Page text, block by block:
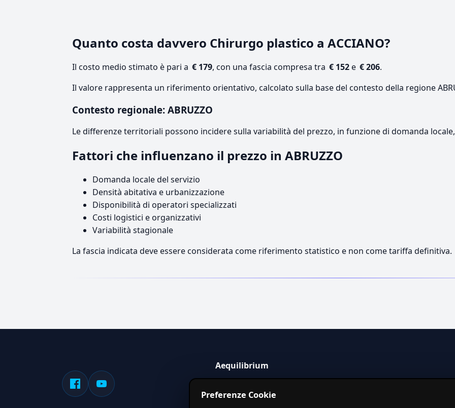
Quanto costa davvero Chirurgo plastico a ACCIANO?
Il costo medio stimato è pari a € 179, con una fascia compresa tra € 152e € 206.
Il valore rappresenta un riferimento orientativo, calcolato sulla base del contesto della regione
Contesto regionale: ABRUZZO
Le differenze territoriali possono incidere sulla variabilità del prezzo, in funzione di domanda
Fattori che influenzano il prezzo in ABRUZZO
Domanda locale del servizio
Densità abitativa e urbanizzazione
Disponibilità di operatori specializzati
Costi logistici e organizzativi
Variabilità stagionale
La fascia indicata deve essere considerata come riferimento statistico e non come tariffa definitiva.
Aequilibrium
servizi in Italia.
Preferenze Cookie